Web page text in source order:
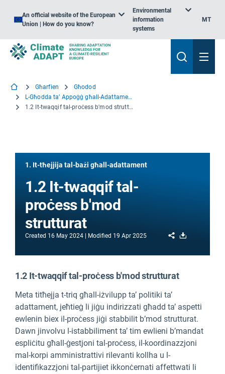
An official website of the European
Union | How do you know?
Environmental
information
systems
MT
Għarfien
Għodod
L-Għodda ta’ Appoġġ għall-Adattament – Nibdew
1.2 It-twaqqif tal-proċess b'mod strutturat
1. It-tħejjija tal-bażi għall-adattament
1.2 It-twaqqif tal-
proċess b'mod
strutturat
Created 16 May 2024 Modified 19 Apr 2025 Share
1.2 It-twaqqif tal-proċess b'mod strutturat
Meta titħejja t-triq għall-iżvilupp ta’ politiki ta’
adattament, jeħtieġ li jiġu indirizzati għadd ta’ aspetti
ewlenin biex il-proċess jiġi stabbilit b’mod strutturat.
Dawn jinvolvu l-istabbiliment ta’ tim ewlieni b’mandat
espliċitu għall-ġestjoni tal-proċess, il-koordinazzjoni
mal-korpi amministrattivi rilevanti kollha u l-
identifikazzjoni tal-partijiet ikkonċernati affettwati li